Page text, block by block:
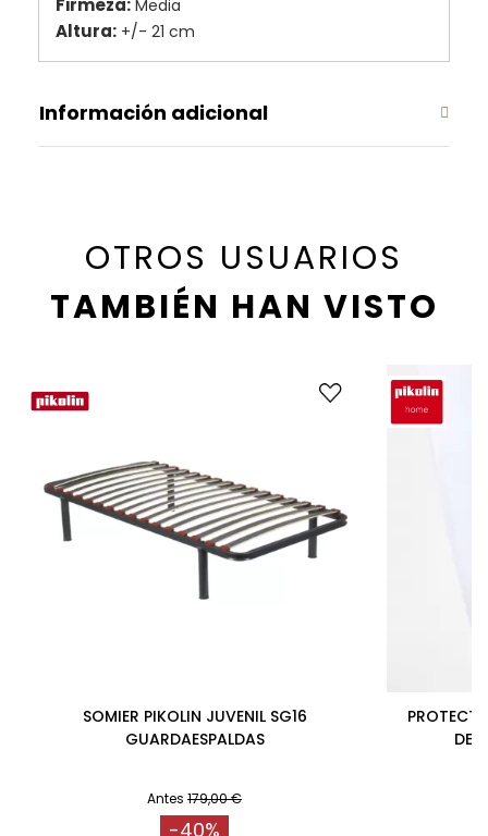
Firmeza: Media
Altura: +/- 21 cm
Información adicional
OTROS USUARIOS
TAMBIÉN HAN VISTO
SOMIER PIKOLIN JUVENIL SG16
GUARDAESPALDAS
Antes 179,00 €
-40%
DE